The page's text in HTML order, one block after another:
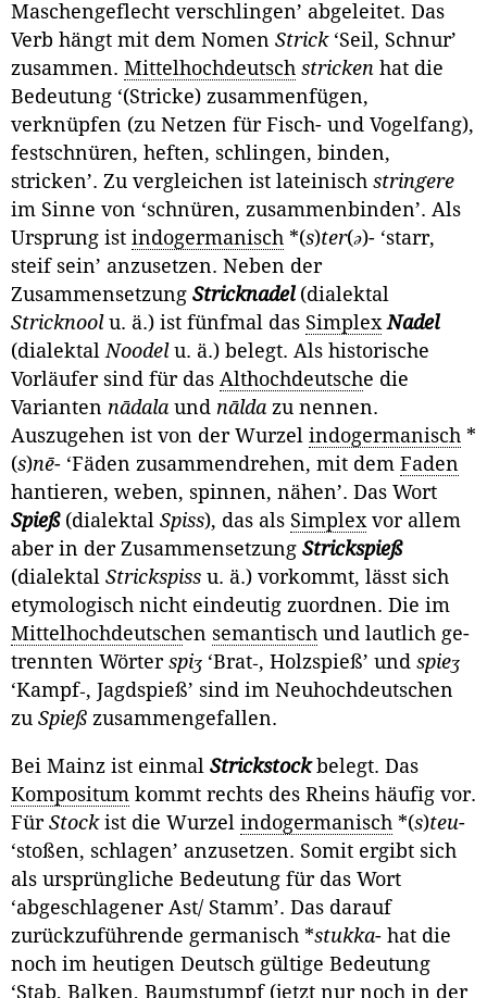
Maschengeflecht verschlingen’ abgeleitet. Das
Verb hängt mit dem Nomen Strick‘Seil, Schnur’
zusammen. Mittelhochdeutsch stricken hat die
Bedeutung ‘(Stricke) zusammenfügen,
verknüpfen (zu Netzen für Fisch- und Vogel­fang),
festschnüren, heften, schlingen, binden,
stricken’. Zu vergleichen ist lateinisch stringere
im Sinne von ‘schnüren, zusammenbinden’. Als
Ursprung ist indogermanisch *(s)ter(ə)- ‘starr,
steif sein’ anzusetzen. Neben der
Zusammensetzung Stricknadel(dialektal
Stricknool u. ä.) ist fünfmal das Simplex Nadel
(dialektalNoodel u. ä.) belegt. Als historische
Vorläufer sind für das Althochdeutsche die
Varian­ten nādalaund nāldazu nennen.
Auszugehen ist von der Wurzel indogermanisch *
(s)nē- ‘Fäden zusammendrehen, mit dem Faden
hantieren, weben, spinnen, nähen’. Das Wort
Spieß(dialektal Spiss), das als Simplexvor allem
aber in der Zusam­mensetzung Strickspieß
(dialektal Strickspiss u. ä.) vorkommt, lässt sich
etymo­logisch nicht eindeutig zuordnen. Die im
Mittelhochdeutschen semantisch und lautlich ge­
trennten Wörter spiʒ ‘Brat‑, Holzspieß’ und spieʒ
‘Kampf‑, Jagdspieß’ sind im Neuhochdeutschen
zu Spieß zusammengefallen.
Bei Mainz ist einmal Strickstockbelegt. Das
Kompositum kommt rechts des Rheins häufig vor.
Für Stockist die Wurzel indogermanisch *(s)teu-
‘stoßen, schla­gen’ anzusetzen. Somit ergibt sich
als ursprüngliche Bedeutung für das Wort
‘abgeschlagener Ast/ Stamm’. Das darauf
zurückzuführende germanisch *stukka- hat die
noch im heutigen Deutsch gültige Bedeutung
‘Stab, Balken, Baum­stumpf (jetzt nur noch in der